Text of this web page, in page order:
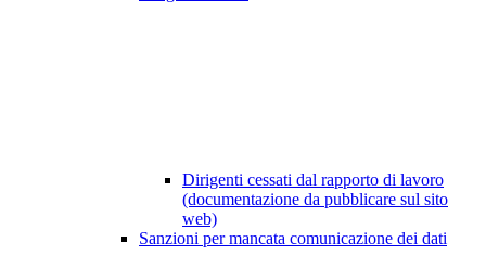
Dirigenti cessati dal rapporto di lavoro
(documentazione da pubblicare sul sito
web)
Sanzioni per mancata comunicazione dei dati